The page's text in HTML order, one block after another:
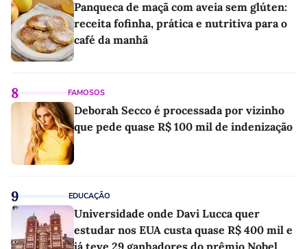
Panqueca de maçã com aveia sem glúten:
receita fofinha, prática e nutritiva para o
café da manhã
8 FAMOSOS
Deborah Secco é processada por vizinho
que pede quase R$ 100 mil de indenização
9 EDUCAÇÃO
Universidade onde Davi Lucca quer
estudar nos EUA custa quase R$ 400 mil e
já teve 29 ganhadores do prêmio Nobel